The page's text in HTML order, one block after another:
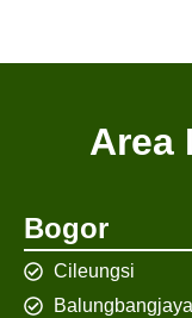
Area
Bogor
Cileungsi
Balungbangjaya